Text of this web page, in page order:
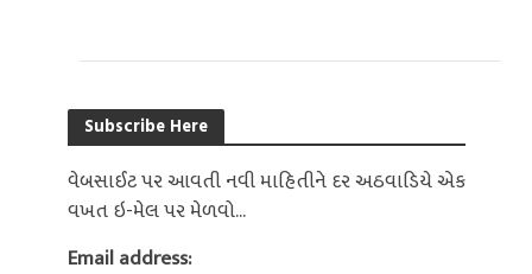
Subscribe Here
વેબસાઈટ પર આવતી નવી માહિતીને દર અઠવાડિયે એક
વખત ઇ-મેલ પર મેળવો...
Email address: